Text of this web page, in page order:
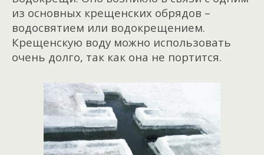
из основных крещенских обрядов –
водосвятием или водокрещением.
Крещенскую воду можно использовать
очень долго, так как она не портится.